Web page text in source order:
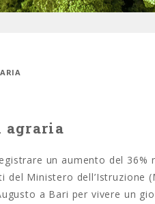
agraria
un aumento del 36%
del Ministero dell’Istruzione
a Bari per vivere un